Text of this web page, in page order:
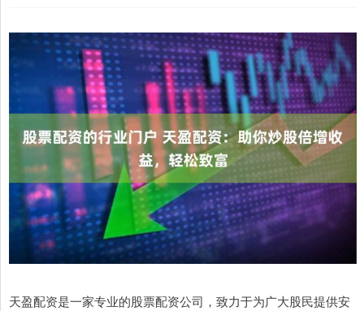
天盈配资是一家专业的股票配资公司，致力于为广大股民提供安